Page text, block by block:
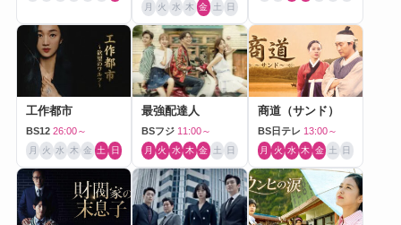
月 火 水 木 金 土 日
工作都市
BS12 26:00～
月 火 水 木 金 土 日
最強配達人
BSフジ 11:00～
月 火 水 木 金 土 日
商道（サンド）
BS日テレ 13:00～
月 火 水 木 金 土 日